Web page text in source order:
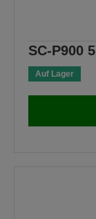
SC-P900
Auf Lager